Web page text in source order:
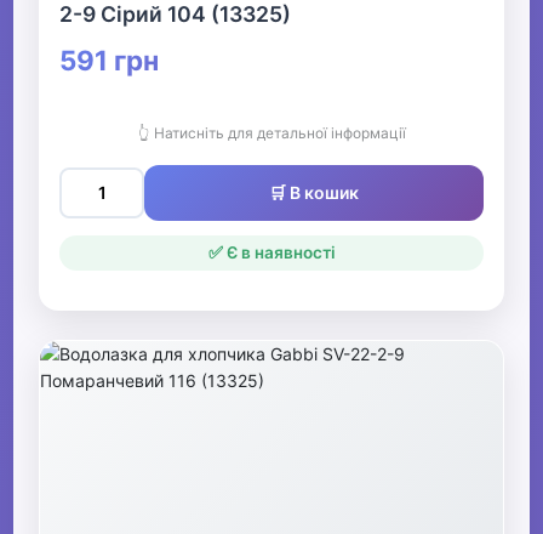
2-9 Сірий 104 (13325)
591 грн
👆 Натисніть для детальної інформації
🛒 В кошик
✅ Є в наявності